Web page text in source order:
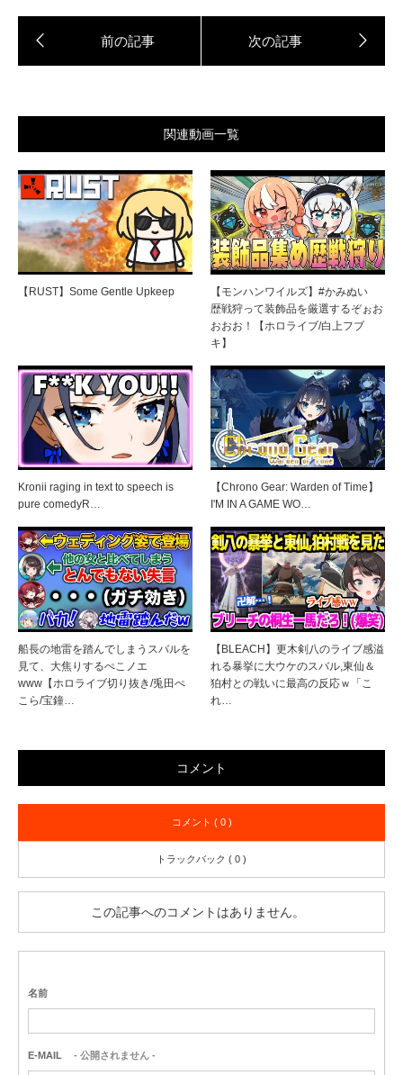
関連動画一覧
【RUST】Some Gentle Upkeep
【モンハンワイルズ】#かみぬい
歴戦狩って装飾品を厳選するぞぉお
おおお！【ホロライブ/白上フブ
キ】
Kronii raging in text to speech is
pure comedyR…
【Chrono Gear: Warden of Time】
I'M IN A GAME WO…
船長の地雷を踏んでしまうスバルを
見て、大焦りするぺこノエ
www【ホロライブ切り抜き/兎田ぺ
こら/宝鐘…
【BLEACH】更木剣八のライブ感溢
れる暴挙に大ウケのスバル,東仙＆
狛村との戦いに最高の反応ｗ「こ
れ…
コメント
コメント ( 0 )
トラックバック ( 0 )
この記事へのコメントはありません。
名前
E-MAIL - 公開されません -